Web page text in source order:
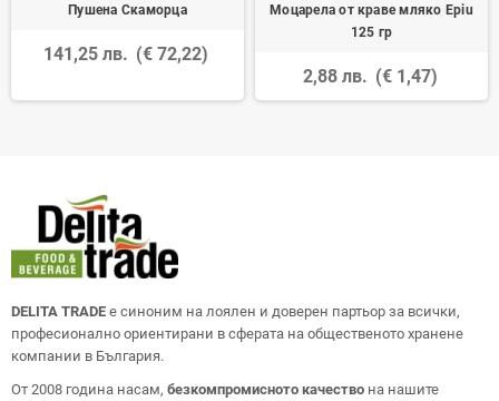
Пушена Скаморца
141,25 лв. (€ 72,22)
Моцарела от краве мляко Epiu
125 гр
2,88 лв. (€ 1,47)
DELITA TRADE е синоним на лоялен и доверен партьор за всички,
професионално ориентирани в сферата на общественото хранене
компании в България.
От 2008 година насам, безкомпромисното качество на нашите